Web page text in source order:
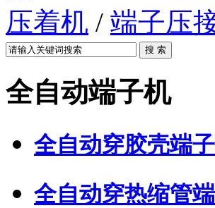
压着机 / 端子压
全自动端子机
全自动穿胶壳端
全自动穿热缩管